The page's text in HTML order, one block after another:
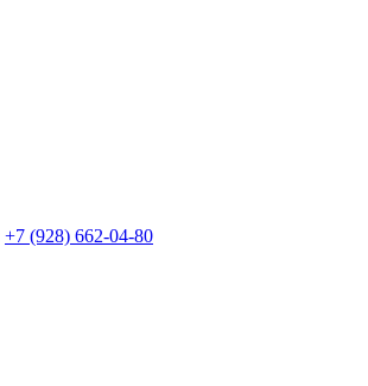
+7 (928) 662-04-80